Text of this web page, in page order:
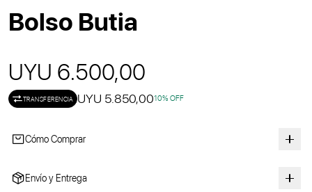
Bolso Butia
UYU 6.500,00
TRANSFERENCIA UYU 5.850,0010% OFF
Cómo Comprar
Envío y Entrega